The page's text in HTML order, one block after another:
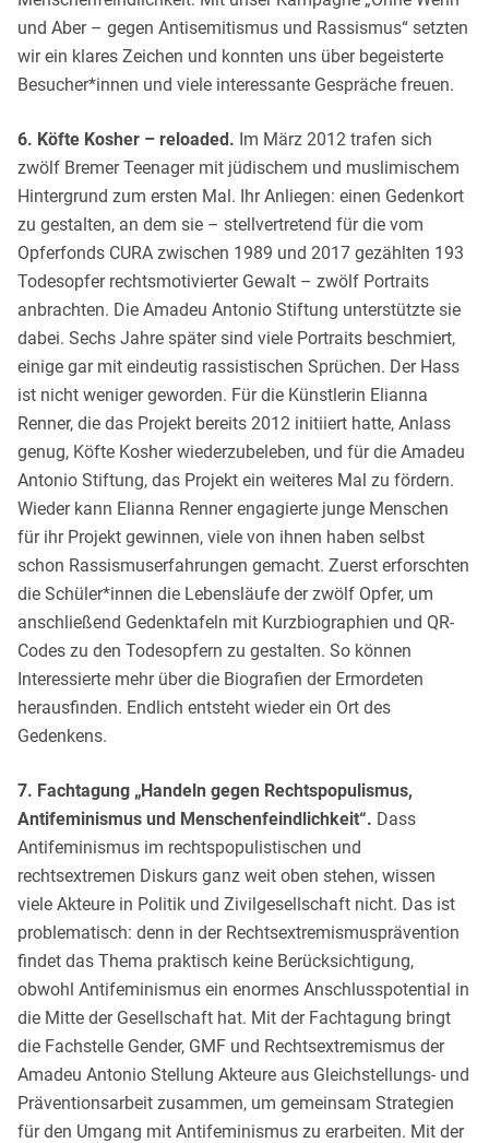
und Aber – gegen Antisemitismus und Rassismus“ setzten
wir ein klares Zeichen und konnten uns über begeisterte
Besucher*innen und viele interessante Gespräche freuen.
6. Köfte Kosher – reloaded. Im März 2012 trafen sich
zwölf Bremer Teenager mit jüdischem und muslimischem
Hintergrund zum ersten Mal. Ihr Anliegen: einen Gedenkort
zu gestalten, an dem sie – stellvertretend für die vom
Opferfonds CURA zwischen 1989 und 2017 gezählten 193
Todesopfer rechtsmotivierter Gewalt – zwölf Portraits
anbrachten. Die Amadeu Antonio Stiftung unterstützte sie
dabei. Sechs Jahre später sind viele Portraits beschmiert,
einige gar mit eindeutig rassistischen Sprüchen. Der Hass
ist nicht weniger geworden. Für die Künstlerin Elianna
Renner, die das Projekt bereits 2012 initiiert hatte, Anlass
genug, Köfte Kosher wiederzubeleben, und für die Amadeu
Antonio Stiftung, das Projekt ein weiteres Mal zu fördern.
Wieder kann Elianna Renner engagierte junge Menschen
für ihr Projekt gewinnen, viele von ihnen haben selbst
schon Rassismuserfahrungen gemacht. Zuerst erforschten
die Schüler*innen die Lebensläufe der zwölf Opfer, um
anschließend Gedenktafeln mit Kurzbiographien und QR-
Codes zu den Todesopfern zu gestalten. So können
Interessierte mehr über die Biografien der Ermordeten
herausfinden. Endlich entsteht wieder ein Ort des
Gedenkens.
7. Fachtagung „Handeln gegen Rechtspopulismus,
Antifeminismus und Menschenfeindlichkeit“. Dass
Antifeminismus im rechtspopulistischen und
rechtsextremen Diskurs ganz weit oben stehen, wissen
viele Akteure in Politik und Zivilgesellschaft nicht. Das ist
problematisch: denn in der Rechtsextremismusprävention
findet das Thema praktisch keine Berücksichtigung,
obwohl Antifeminismus ein enormes Anschlusspotential in
die Mitte der Gesellschaft hat. Mit der Fachtagung bringt
die Fachstelle Gender, GMF und Rechtsextremismus der
Amadeu Antonio Stellung Akteure aus Gleichstellungs- und
Präventionsarbeit zusammen, um gemeinsam Strategien
für den Umgang mit Antifeminismus zu erarbeiten. Mit der